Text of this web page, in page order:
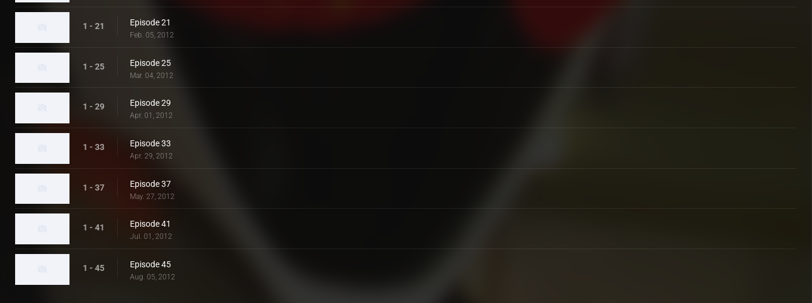
1 - 21 Episode 21
Feb. 05, 2012
1 - 25 Episode 25
Mar. 04, 2012
1 - 29 Episode 29
Apr. 01, 2012
1 - 33 Episode 33
Apr. 29, 2012
1 - 37 Episode 37
May. 27, 2012
1 - 41 Episode 41
Jul. 01, 2012
1 - 45 Episode 45
Aug. 05, 2012